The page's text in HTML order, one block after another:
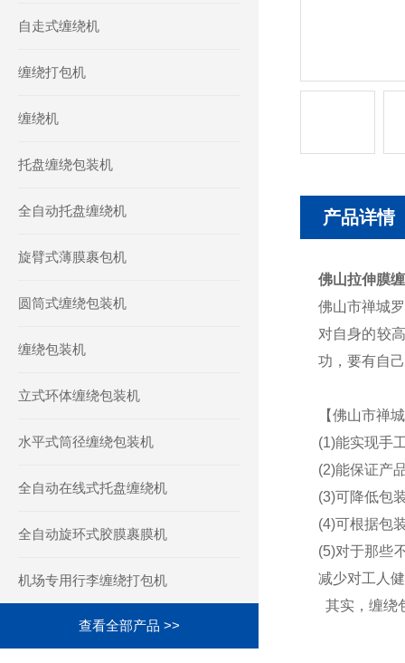
自走式缠绕机
缠绕打包机
缠绕机
托盘缠绕包装机
全自动托盘缠绕机
旋臂式薄膜裹包机
圆筒式缠绕包装机
缠绕包装机
立式环体缠绕包装机
水平式筒径缠绕包装机
全自动在线式托盘缠绕机
全自动旋环式胶膜裹膜机
机场专用行李缠绕打包机
查看全部产品 >>
产品详情
佛山拉伸膜
佛山市禅城
对自身的较
功，要有自
【佛山市禅
(1)能实现手
(2)能保证产
(3)可降低包
(4)可根据包
(5)对于那些
减少对工人
其实，缠绕